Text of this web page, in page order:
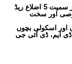
بہار کے 5 اضلاع میں ڈینگو کا پھیلاؤ، پٹنہ، مظفرپور سمیت 5 اضلاع ریڈ
اور سخت
اور اسکولی بچوں
ایم، ڈی آئی جی